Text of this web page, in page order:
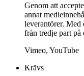
Genom att
annat
leverantörer. Med
från tredje part på
Vimeo, YouTube
Krävs